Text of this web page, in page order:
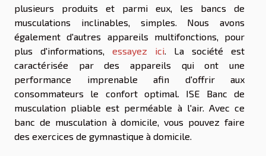
plusieurs produits et parmi eux, les bancs de
musculations inclinables, simples. Nous avons
également d'autres appareils multifonctions, pour
plus d'informations, essayez ici. La société est
caractérisée par des appareils qui ont une
performance imprenable afin d'offrir aux
consommateurs le confort optimal. ISE Banc de
musculation pliable est perméable à l'air. Avec ce
banc de musculation à domicile, vous pouvez faire
des exercices de gymnastique à domicile.